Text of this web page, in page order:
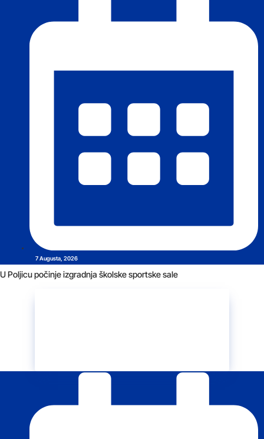
7 Augusta, 2026
U Poljicu počinje izgradnja školske sportske sale